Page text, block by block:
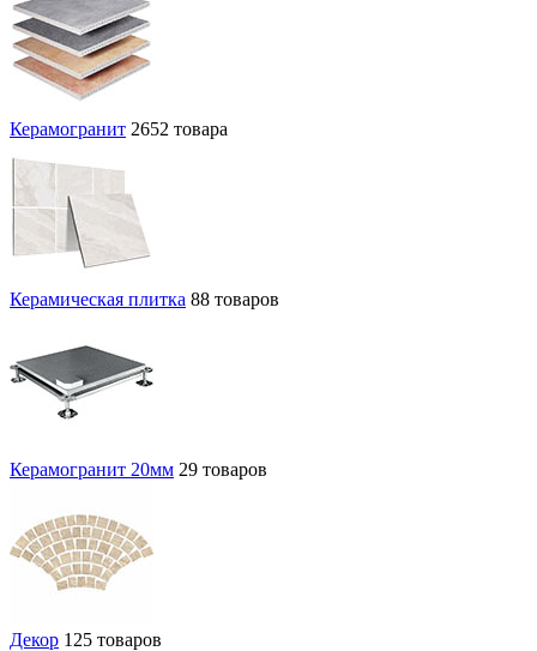
Керамогранит 2652 товара
Керамическая плитка 88 товаров
Керамогранит 20мм 29 товаров
Декор 125 товаров